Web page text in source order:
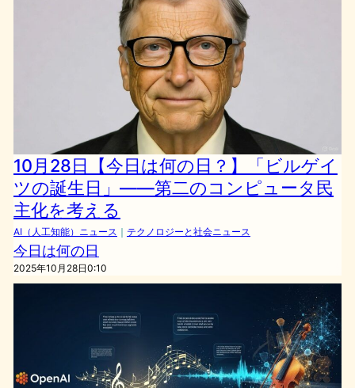
10月28日【今日は何の日？】「ビルゲイ
ツの誕生日」——第二のコンピュータ民
主化を考える
AI（人工知能）ニュース ｜ テクノロジーと社会ニュース
今日は何の日
2025年10月28日0:10